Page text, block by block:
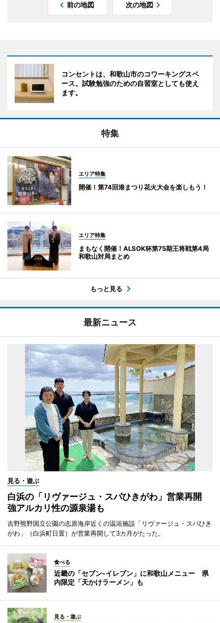
前の地図 次の地図
コンセントは、和歌山市のコワーキングスペ
ース。試験勉強のための自習室としても使え
ます。
特集
エリア特集
開催！第74回港まつり花火大会を楽しもう！
エリア特集
まもなく開催！ALSOK杯第75期王将戦第4局
和歌山対局まとめ
もっと見る
最新ニュース
見る・遊ぶ
白浜の「リヴァージュ・スパひきがわ」営業再開
強アルカリ性の源泉湯も
吉野熊野国立公園の志原海岸近くの温浴施設「リヴァージュ・スパひき
がわ」（白浜町日置）が営業再開して3カ月がたった。
食べる
近畿の「セブン-イレブン」に和歌山メニュー 県
内限定「天かけラーメン」も
見る・遊ぶ